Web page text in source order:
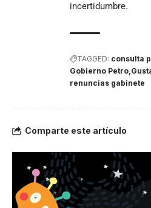
incertidumbre.
TAGGED: consulta
Gobierno Petro
renuncias gabinete
Comparte este artículo